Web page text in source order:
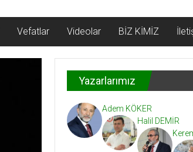
Vefatlar Videolar BİZ KİMİZ
Yazarlarımız
Adem KÖKER
Halil DEMİR